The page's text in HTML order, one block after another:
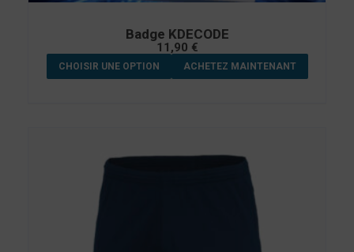
Badge KDECODE
11,90 €
CHOISIR UNE OPTION ACHETEZ MAINTENANT